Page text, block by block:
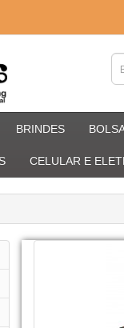
BRINDES
CELULAR E